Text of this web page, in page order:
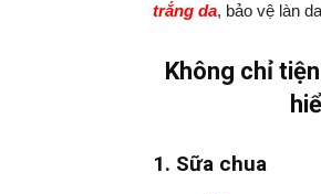
trắng da, bảo vệ làn
Không chỉ
1. Sữa chua